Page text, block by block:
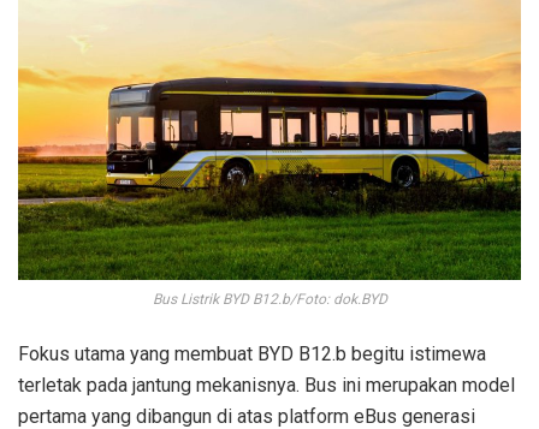
Bus Listrik BYD B12.b/Foto: dok.BYD
Fokus utama yang membuat BYD B12.b begitu istimewa
terletak pada jantung mekanisnya. Bus ini merupakan model
pertama yang dibangun di atas platform eBus generasi